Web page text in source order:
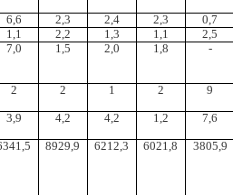
6,6 2,3 2,4 2,3
0,7
1,1 2,2 1,3 1,1
2,5
7,0 1,5 2,0 1,8 -
2 2 1 2 9
3,9 4,2 4,2 1,2 7,6
8929,9 6212,3 6021,8 3805,9